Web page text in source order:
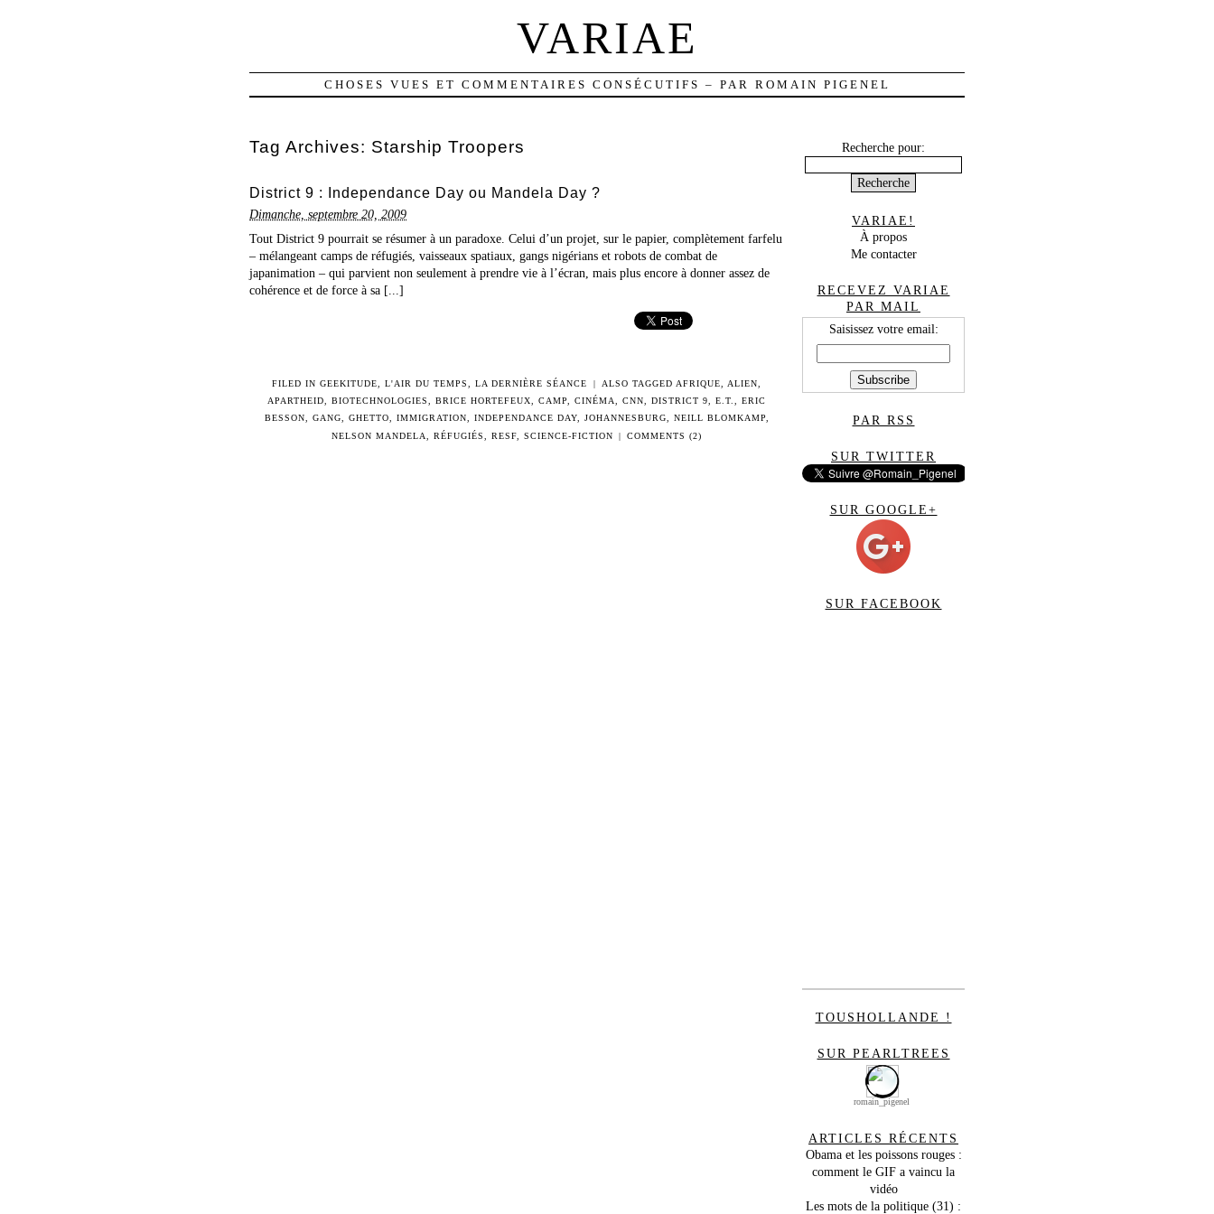
VARIAE
CHOSES VUES ET COMMENTAIRES CONSÉCUTIFS – PAR ROMAIN PIGENEL
Tag Archives: Starship Troopers
District 9 : Independance Day ou Mandela Day ?
Dimanche, septembre 20, 2009
Tout District 9 pourrait se résumer à un paradoxe. Celui d’un projet, sur le papier, complètement farfelu
– mélangeant camps de réfugiés, vaisseaux spatiaux, gangs nigérians et robots de combat de
japanimation – qui parvient non seulement à prendre vie à l’écran, mais plus encore à donner assez de
cohérence et de force à sa [...]
FILED INGEEKITUDE ,L'AIR DU TEMPS ,LA DERNIÈRE SÉANCE | ALSO TAGGED AFRIQUE ALIEN
APARTHEID
BIOTECHNOLOGIES BRICE HORTEFEUX CAMP CINÉMA CNN DISTRICT 9 E.T.
ERIC
BESSON
GANG GHETTO IMMIGRATION INDEPENDANCE DAY, JOHANNESBURG NEILL BLOMKAMP
NELSON MANDELA
RÉFUGIÉS RESF, SCIENCE-FICTION | COMMENTS (2)
Recherche pour:
VARIAE!
À propos
Me contacter
RECEVEZ VARIAE
PAR MAIL
Saisissez votre email:
PAR RSS
SUR TWITTER
SUR GOOGLE+
SUR FACEBOOK
TOUSHOLLANDE !
SUR PEARLTREES
romain_pigenel
ARTICLES RÉCENTS
Obama et les poissons rouges :
comment le GIF a vaincu la
vidéo
Les mots de la politique (31) :